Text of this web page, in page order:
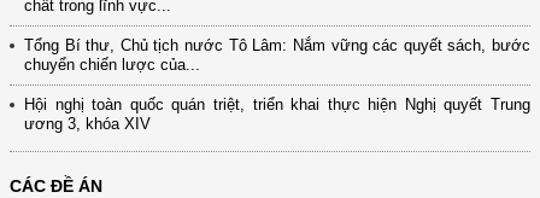
chất trong lĩnh vực...
Tổng Bí thư, Chủ tịch nước Tô Lâm: Nắm vững các quyết sách, bước
chuyển chiến lược của...
Hội nghị toàn quốc quán triệt, triển khai thực hiện Nghị quyết Trung
ương 3, khóa XIV
CÁC ĐỀ ÁN